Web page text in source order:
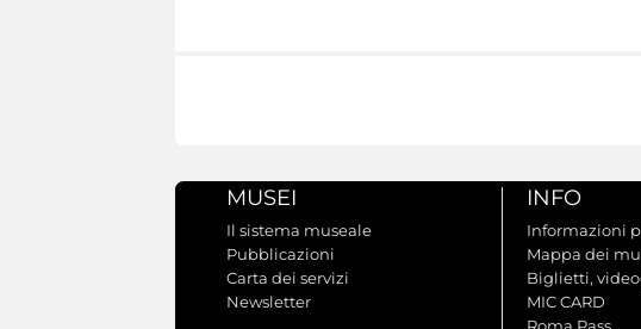
MUSEI
Il sistema museale
Pubblicazioni
Carta dei servizi
Newsletter
INFO
Informazioni
Mappa dei
Biglietti,
MIC CARD